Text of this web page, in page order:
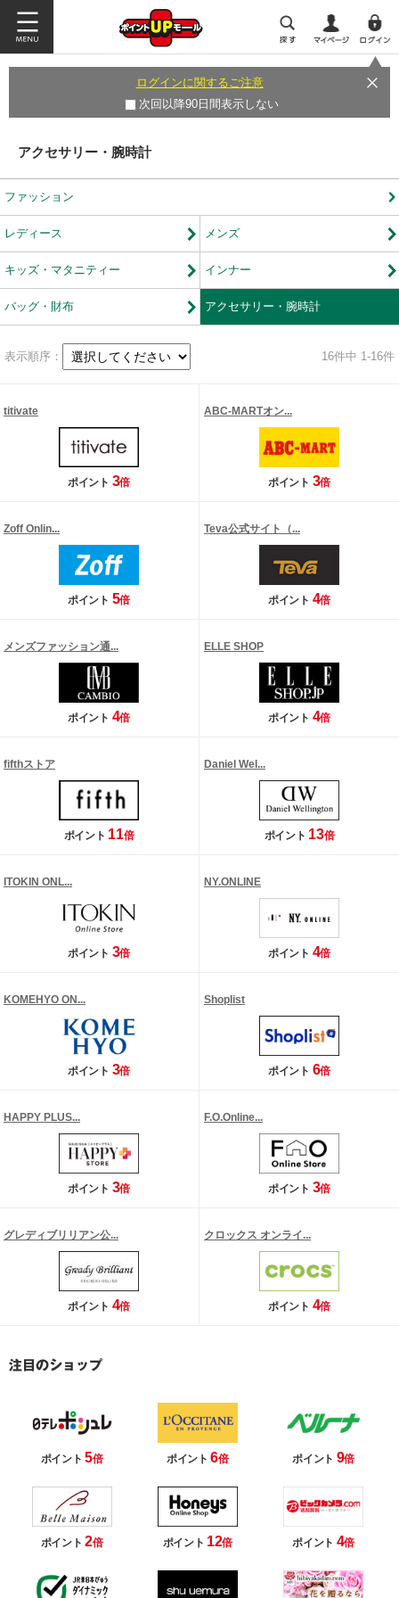
ログインに関するご注意
次回以降90日間表示しない
アクセサリー・腕時計
ファッション
レディース メンズ
キッズ・マタニティー インナー
バッグ・財布 アクセサリー・腕時計
表示順序： 16件中 1-16件
titivate
ポイント 3倍
ABC-MARTオン...
ポイント 3倍
Zoff Onlin...
ポイント 5倍
Teva公式サイト（...
ポイント 4倍
メンズファッション通...
ポイント 4倍
ELLE SHOP
ポイント 4倍
fifthストア
ポイント 11倍
Daniel Wel...
ポイント 13倍
ITOKIN ONL...
ポイント 3倍
NY.ONLINE
ポイント 4倍
KOMEHYO ON...
ポイント 3倍
Shoplist
ポイント 6倍
HAPPY PLUS...
ポイント 3倍
F.O.Online...
ポイント 3倍
グレディブリリアン公...
ポイント 4倍
クロックス オンライ...
ポイント 4倍
ポイント5倍 ポイント6倍 ポイント 9倍
ポイント2倍 ポイント 12倍 ポイント 4倍